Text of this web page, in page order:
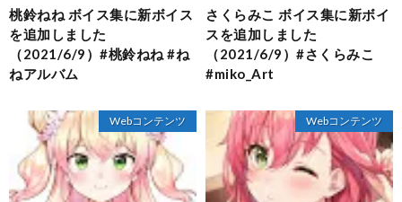
桃鈴ねね ボイス集に新ボイス
を追加しました
（2021/6/9）#桃鈴ねね #ね
ねアルバム
さくらみこ ボイス集に新ボイ
スを追加しました
（2021/6/9）#さくらみこ
#miko_Art
Webコンテンツ Webコンテンツ